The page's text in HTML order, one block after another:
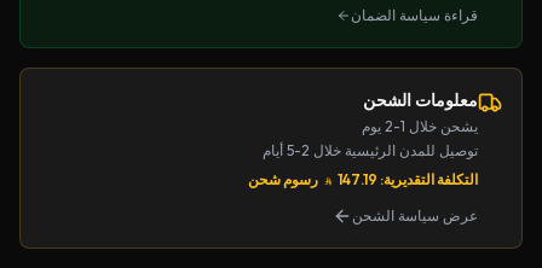
قراءة سياسة الضمان
معلومات الشحن
يشحن خلال 1-2 يوم
توصيل للمدن الرئيسية خلال 2-5 أيام
التكلفة التقديرية: 147.19
رسوم شحن
عرض سياسة الشحن